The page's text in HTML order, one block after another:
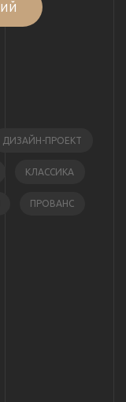
ДИЗАЙН-ПРОЕКТ
КЛАССИКА
ПРОВАНС